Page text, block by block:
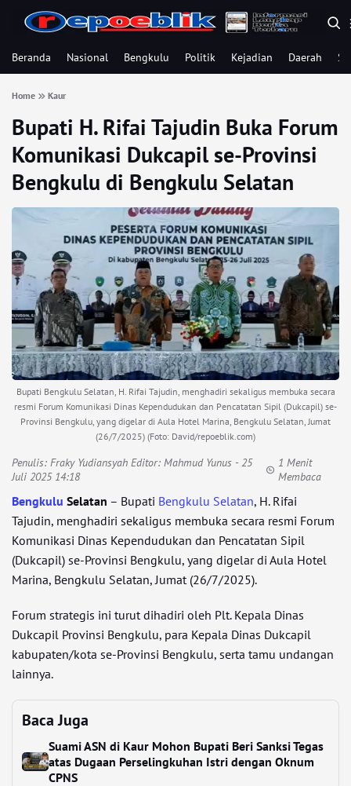
Beranda Nasional Bengkulu Politik Kejadian Daerah
Home Kaur
Bupati H. Rifai Tajudin Buka Forum
Komunikasi Dukcapil se-Provinsi
Bengkulu di Bengkulu Selatan
Bupati Bengkulu Selatan, H. Rifai Tajudin, menghadiri sekaligus membuka secara
resmi Forum Komunikasi Dinas Kependudukan dan Pencatatan Sipil (Dukcapil) se-
Provinsi Bengkulu, yang digelar di Aula Hotel Marina, Bengkulu Selatan, Jumat
(26/7/2025) (Foto: David/repoeblik.com)
Penulis: Fraky Yudiansyah Editor: Mahmud Yunus - 25
Juli 2025 14:18
1 Menit
Membaca
Bengkulu Selatan – Bupati Bengkulu Selatan, H. Rifai
Tajudin, menghadiri sekaligus membuka secara resmi Forum
Komunikasi Dinas Kependudukan dan Pencatatan Sipil
(Dukcapil) se-Provinsi Bengkulu, yang digelar di Aula Hotel
Marina, Bengkulu Selatan, Jumat (26/7/2025).
Forum strategis ini turut dihadiri oleh Plt. Kepala Dinas
Dukcapil Provinsi Bengkulu, para Kepala Dinas Dukcapil
kabupaten/kota se-Provinsi Bengkulu, serta tamu undangan
lainnya.
Baca Juga
Suami ASN di Kaur Mohon Bupati Beri Sanksi Tegas
atas Dugaan Perselingkuhan Istri dengan Oknum
CPNS